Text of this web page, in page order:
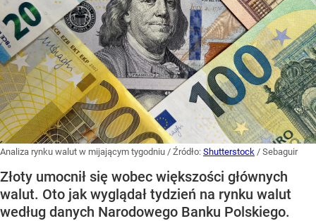
Analiza rynku walut w mijającym tygodniu / Źródło: Shutterstock / Sebaguir
Złoty umocnił się wobec większości głównych
walut. Oto jak wyglądał tydzień na rynku walut
według danych Narodowego Banku Polskiego.